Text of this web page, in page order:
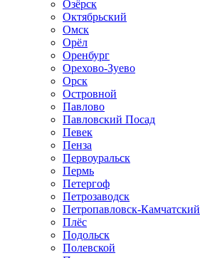
Озёрск
Октябрьский
Омск
Орёл
Оренбург
Орехово-Зуево
Орск
Островной
Павлово
Павловский Посад
Певек
Пенза
Первоуральск
Пермь
Петергоф
Петрозаводск
Петропавловск-Камчатский
Плёс
Подольск
Полевской